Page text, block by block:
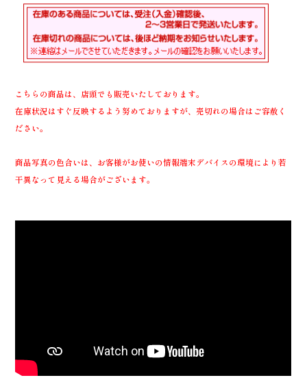
こちらの商品は、店頭でも販売いたしております。
在庫状況はすぐ反映するよう努めておりますが、売切れの場合はご容赦く
ださい。
商品写真の色合いは、お客様がお使いの情報端末デバイスの環境により若
干異なって見える場合がございます。